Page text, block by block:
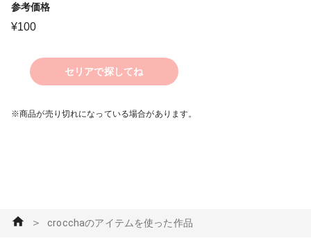
参考価格
¥100
セリアで探してね
※商品が売り切れになっている場合があります。
＞ crocchaのアイテムを使った作品